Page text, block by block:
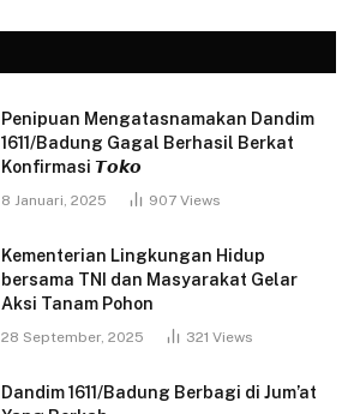
Penipuan Mengatasnamakan Dandim
1611/Badung Gagal Berhasil Berkat
Konfirmasi 𝙏𝙤𝙠𝙤
8 Januari, 2025 907 Views
Kementerian Lingkungan Hidup
bersama TNI dan Masyarakat Gelar
Aksi Tanam Pohon
28 September, 2025 321 Views
Dandim 1611/Badung Berbagi di Jum’at